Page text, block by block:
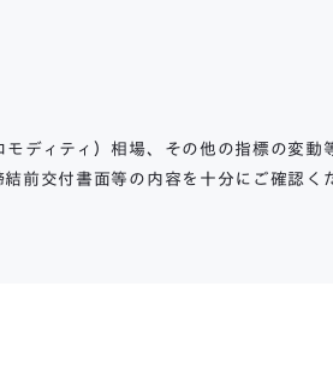
ディティ）相場、その他の指標の変動
前交付書面等の内容を十分にご確認く